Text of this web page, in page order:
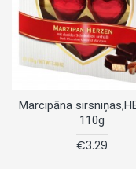
Marcipāna
110g
€3.29